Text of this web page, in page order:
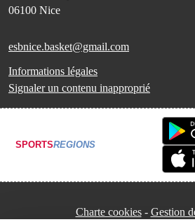
06100 Nice
esbnice.basket@gmail.com
Informations légales
Signaler un contenu inapproprié
SPORTSREGIONS
Charte cookies Gestion